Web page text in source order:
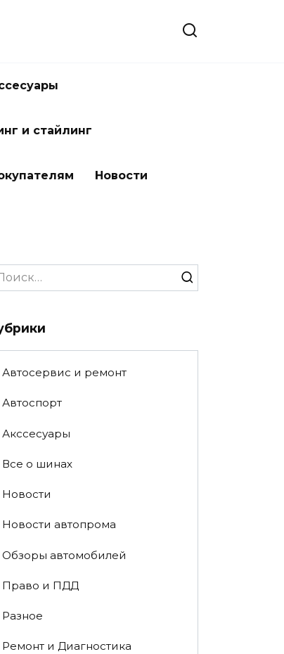
и стайлинг
Новости
Автосервис и ремонт
Автоспорт
Акссесуары
Все о шинах
Новости
Новости автопрома
Обзоры автомобилей
Право и ПДД
Разное
Ремонт и Диагностика